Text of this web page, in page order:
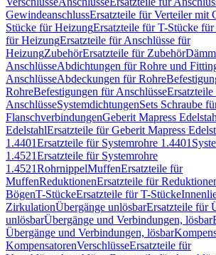
GewindeanschlussErsatzteile für Verteiler mit
Stücke für HeizungErsatzteile für T-Stücke
für HeizungErsatzteile für Anschlüsse für
HeizungZubehörErsatzteile für Zubehör
AnschlüsseAbdichtungen für Rohre und
AnschlüsseAbdeckungen für Rohre
RohreBefestigungen für Anschlüsse
AnschlüsseSystemdichtungenSets Schraube
FlanschverbindungenGeberit Mapress
EdelstahlErsatzteile für Geberit Mapress
1.4401Ersatzteile für Systemrohre 1.4401
1.4521Ersatzteile für Systemrohre
1.4521RohrnippelMuffenErsatzteile für
MuffenReduktionenErsatzteile für
BögenT-StückeErsatzteile für T-Stücke
ZirkulationÜbergänge unlösbarErsatzteile für
unlösbarÜbergänge und Verbindungen, lösbar
Übergänge und Verbindungen, lösbar
KompensatorenVerschlüsseErsatzteile für